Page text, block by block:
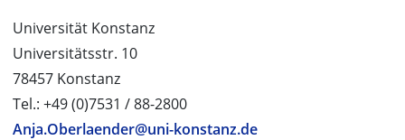
Universität Konstanz
Universitätsstr. 10
78457 Konstanz
Tel.: +49 (0)7531 / 88-2800
Anja.Oberlaender@uni-konstanz.de